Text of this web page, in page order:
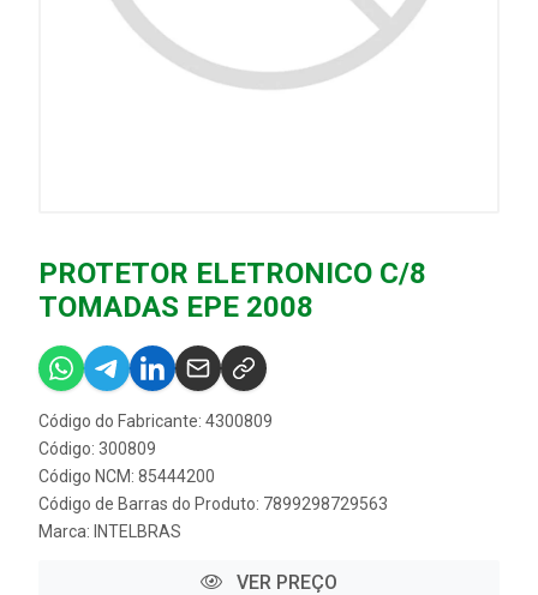
PROTETOR ELETRONICO C/8
TOMADAS EPE 2008
Código do Fabricante: 4300809
Código: 300809
Código NCM: 85444200
Código de Barras do Produto: 7899298729563
Marca: INTELBRAS
VER PREÇO